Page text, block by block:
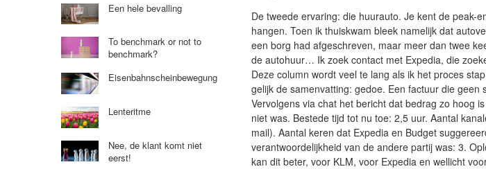
De tweede ervaring: die huurauto. Je kent de peak-
hangen. Toen ik thuiskwam bleek namelijk dat
een borg had afgeschreven, maar meer dan twee
de autohuur… Ik zoek contact met Expedia, die
Deze column wordt veel te lang als ik het proces
gelijk de samenvatting: gedoe. Een factuur die geen
Vervolgens via chat het bericht dat bedrag zo hoog
niet was. Bestede tijd tot nu toe: 2,5 uur. Aantal
mail). Aantal keren dat Expedia en Budget
verantwoordelijkheid van de andere partij was: 3.
kan dit beter, voor KLM, voor Expedia en wellicht
Een hele bevalling
To benchmark or not to
benchmark?
Eisenbahnscheinbewegung
Lenteritme
Nee, de klant komt niet
eerst!